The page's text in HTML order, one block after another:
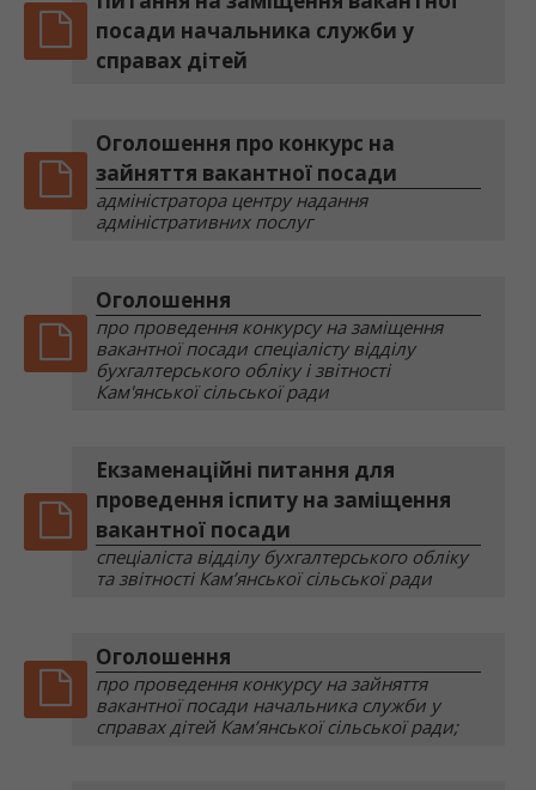
посади начальника служби у
справах дітей
Оголошення про конкурс на
зайняття вакантної посади
адміністратора центру надання
адміністративних послуг
Оголошення
про проведення конкурсу на заміщення
вакантної посади спеціалісту відділу
бухгалтерського обліку і звітності
Кам'янської сільської ради
Екзаменаційні питання для
проведення іспиту на заміщення
вакантної посади
спеціаліста відділу бухгалтерського обліку
та звітності Кам’янської сільської ради
Оголошення
про проведення конкурсу на зайняття
вакантної посади начальника служби у
справах дітей Кам’янської сільської ради;